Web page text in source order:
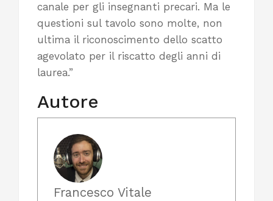
canale per gli insegnanti precari. Ma le
questioni sul tavolo sono molte, non
ultima il riconoscimento dello scatto
agevolato per il riscatto degli anni di
laurea.”
Autore
Francesco Vitale